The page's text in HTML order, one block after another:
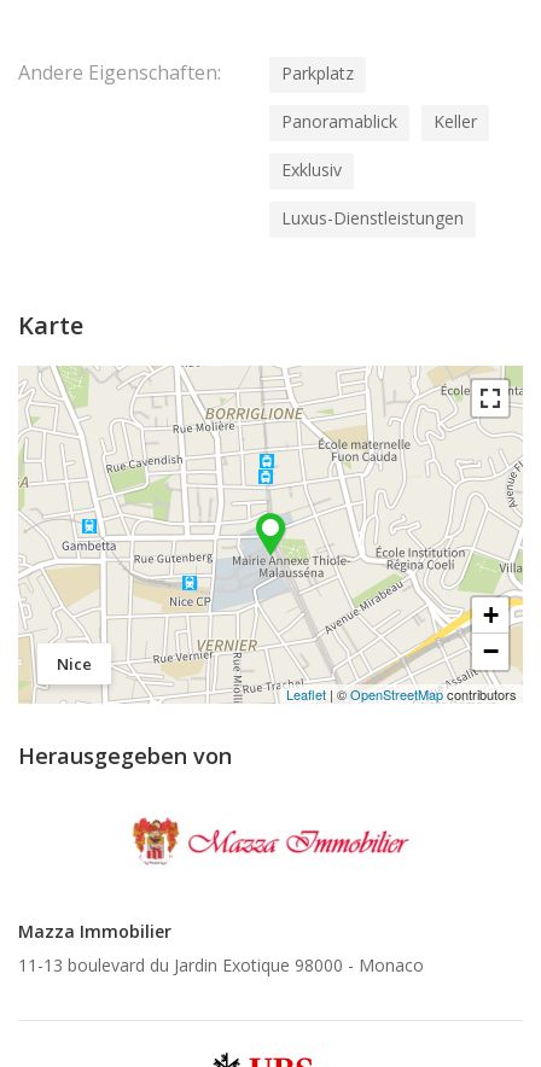
Andere Eigenschaften: Parkplatz
Panoramablick Keller
Exklusiv
Luxus-Dienstleistungen
Karte
Nice
+
−
Leaflet| ©OpenStreetMapcontributors
Herausgegeben von
Mazza Immobilier
11-13 boulevard du Jardin Exotique 98000 - Monaco